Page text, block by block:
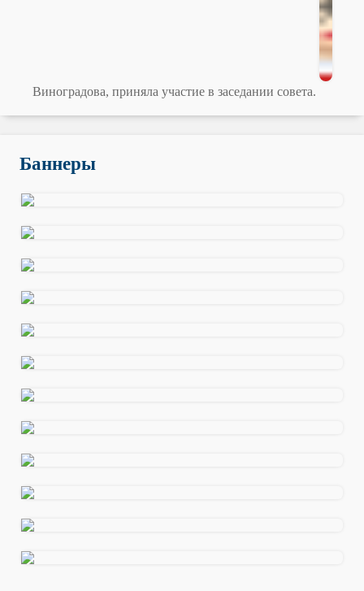
Виноградова, приняла участие в заседании совета.
Баннеры